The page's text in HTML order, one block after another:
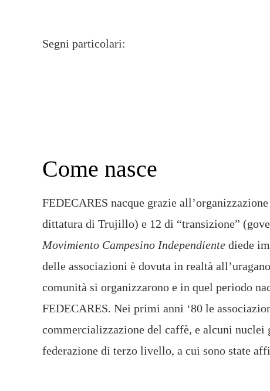
Segni particolari:
Come nasce
FEDECARES nacque grazie
dittatura di Trujillo) e 12 di “transizione”
Movimiento Campesino Independientediede
delle associazioni è dovuta in realtà
comunità si organizzarono e in quel periodo
FEDECARES. Nei primi anni ‘80 le
commercializzazione del caffè, e alcuni nuclei
federazione di terzo livello, a cui sono state